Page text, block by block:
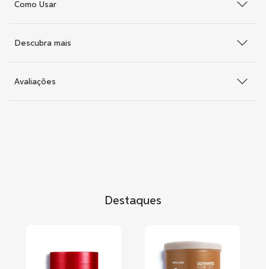
Como Usar
Descubra mais
Avaliações
Destaques